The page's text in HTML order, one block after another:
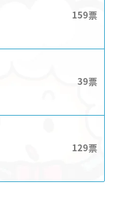
159
39
129